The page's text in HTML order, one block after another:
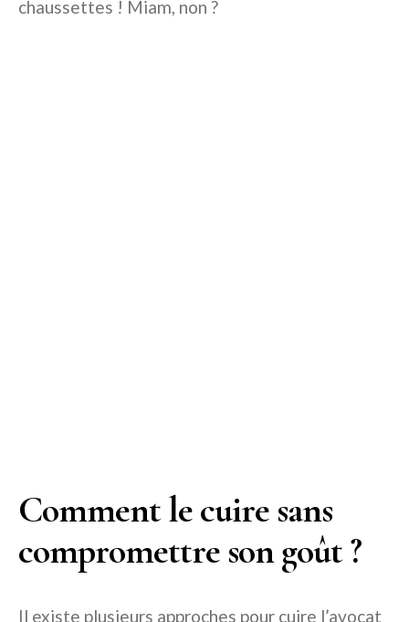
chaussettes ! Miam, non ?
Comment le cuire sans
compromettre son goût ?
Il existe plusieurs approches pour cuire l’avocat